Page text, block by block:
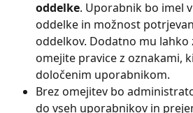
oddelke. Uporabnik bo imel
oddelke in možnost
oddelkov. Dodatno mu
omejite pravice z oznakami,
določenim uporabnikom.
Brez omejitev bo
do vseh uporabnikov in